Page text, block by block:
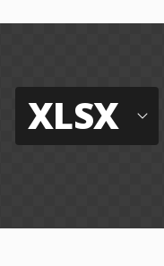
XLSX